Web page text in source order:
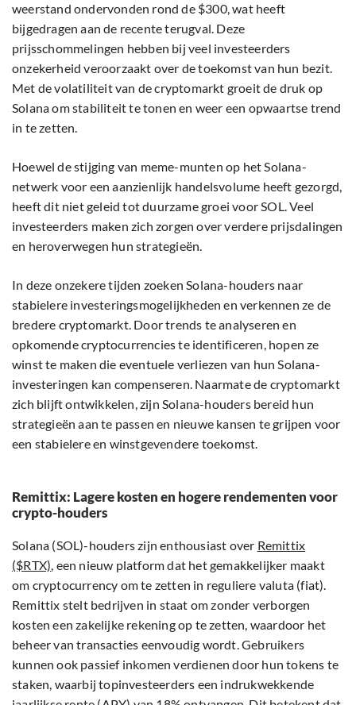
weerstand ondervonden rond de $300, wat heeft
bijgedragen aan de recente terugval. Deze
prijsschommelingen hebben bij veel investeerders
onzekerheid veroorzaakt over de toekomst van hun bezit.
Met de volatiliteit van de cryptomarkt groeit de druk op
Solana om stabiliteit te tonen en weer een opwaartse trend
in te zetten.
Hoewel de stijging van meme-munten op het Solana-
netwerk voor een aanzienlijk handelsvolume heeft gezorgd,
heeft dit niet geleid tot duurzame groei voor SOL. Veel
investeerders maken zich zorgen over verdere prijsdalingen
en heroverwegen hun strategieën.
In deze onzekere tijden zoeken Solana-houders naar
stabielere investeringsmogelijkheden en verkennen ze de
bredere cryptomarkt. Door trends te analyseren en
opkomende cryptocurrencies te identificeren, hopen ze
winst te maken die eventuele verliezen van hun Solana-
investeringen kan compenseren. Naarmate de cryptomarkt
zich blijft ontwikkelen, zijn Solana-houders bereid hun
strategieën aan te passen en nieuwe kansen te grijpen voor
een stabielere en winstgevendere toekomst.
Remittix: Lagere kosten en hogere rendementen voor
crypto-houders
Solana (SOL)-houders zijn enthousiast over Remittix
($RTX), een nieuw platform dat het gemakkelijker maakt
om cryptocurrency om te zetten in reguliere valuta (fiat).
Remittix stelt bedrijven in staat om zonder verborgen
kosten een zakelijke rekening op te zetten, waardoor het
beheer van transacties eenvoudig wordt. Gebruikers
kunnen ook passief inkomen verdienen door hun tokens te
staken, waarbij topinvesteerders een indrukwekkende